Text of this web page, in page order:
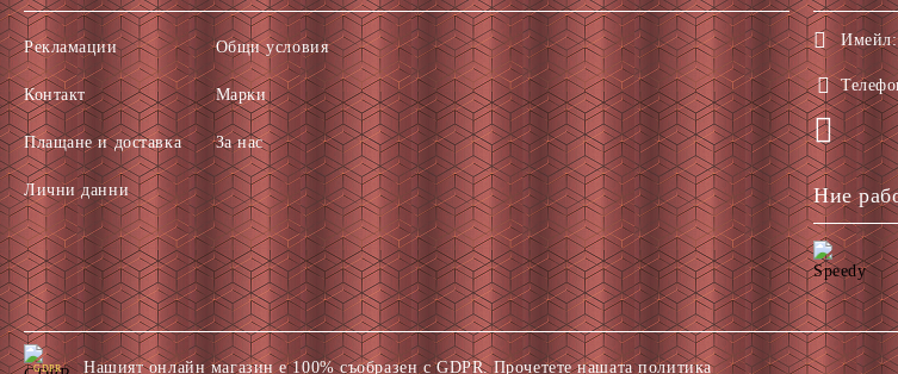
Рекламации
Контакт
Плащане и доставка
Лични данни
Общи условия
Марки
За нас
Имейл:
Ние
GDPR Нашият онлайн магазин е 100% съобразен с GDPR. Прочетете нашата политика